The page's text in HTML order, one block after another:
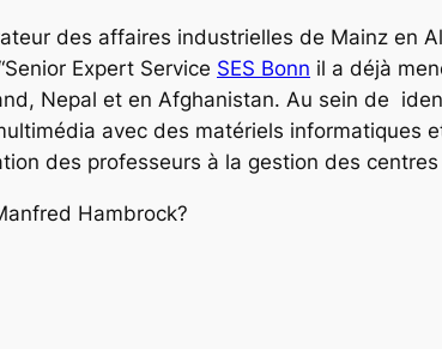
des affaires industrielles de Mainz en
Expert Service SES Bonn il a déjà
Nepal et en Afghanistan. Au sein de
avec des matériels informatiques
des professeurs à la gestion des
Hambrock?